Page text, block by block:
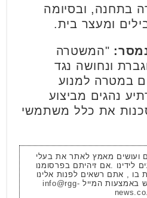
בתחנה, ובסיומה
ומעצר בית.
"המשטרה
ונחושה נגד
במטרה למנוע
נהגים מביצוע
את כלל משתמשי
ועושים מאמץ לאתר את בעלי
לידינו .אם זיהיתם בפרסומנו
בו , אתם רשאים לפנות אלינו
באמצעות המייל info@rgg-